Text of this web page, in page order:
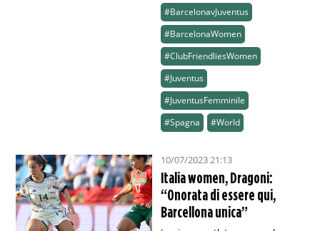
#BarcelonavJuventus
#BarcelonaWomen
#ClubFriendliesWomen
#Juventus
#JuventusFemminile
#Spagna
#World
10/07/2023 21:13
Italia women, Dragoni:
“Onorata di essere qui,
Barcellona unica”